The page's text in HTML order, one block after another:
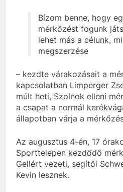
Bízom benne, hogy
mérkőzést fogunk
lehet más a célunk,
megszerzése
– kezdte várakozásait a
kapcsolatban Limperger
múlt heti, Szolnok elleni
a csapat a normál
állapotban várja a
Az augusztus 4-én, 17
Sporttelepen kezdődő
Gellért vezeti, segítői
Kevin lesznek.